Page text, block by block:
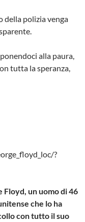
della polizia venga
alla paura,
tutta la speranza,
?
un uomo di 46
che lo ha
con tutto il suo